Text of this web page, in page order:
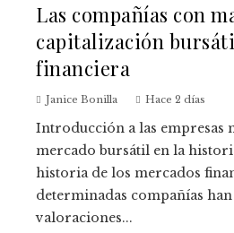
Las compañías con
capitalización
financiera
Janice Bonilla Hace 2 días
Introducción a las empresas
mercado bursátil en la
historia de los mercados
determinadas compañías
valoraciones...